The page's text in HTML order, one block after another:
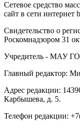
Сетевое средство
сайт в сети интернет
Свидетельство о
Роскомнадзором 31
Учредитель - МАУ
Главный редактор:
Адрес редакции:
Карбышева, д. 5.
Телефон редакции: